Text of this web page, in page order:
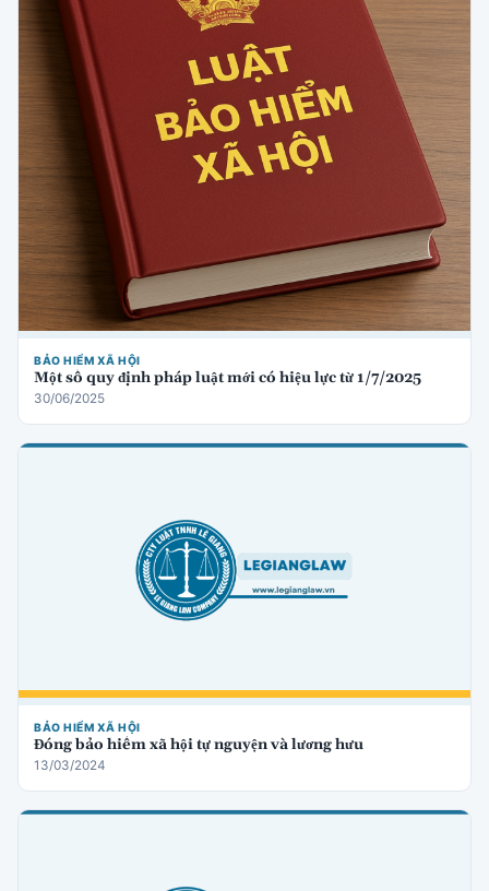
BẢO HIỂM XÃ HỘI
Một số quy định pháp luật mới có hiệu lực từ 1/7/2025
30/06/2025
BẢO HIỂM XÃ HỘI
Đóng bảo hiểm xã hội tự nguyện và lương hưu
13/03/2024